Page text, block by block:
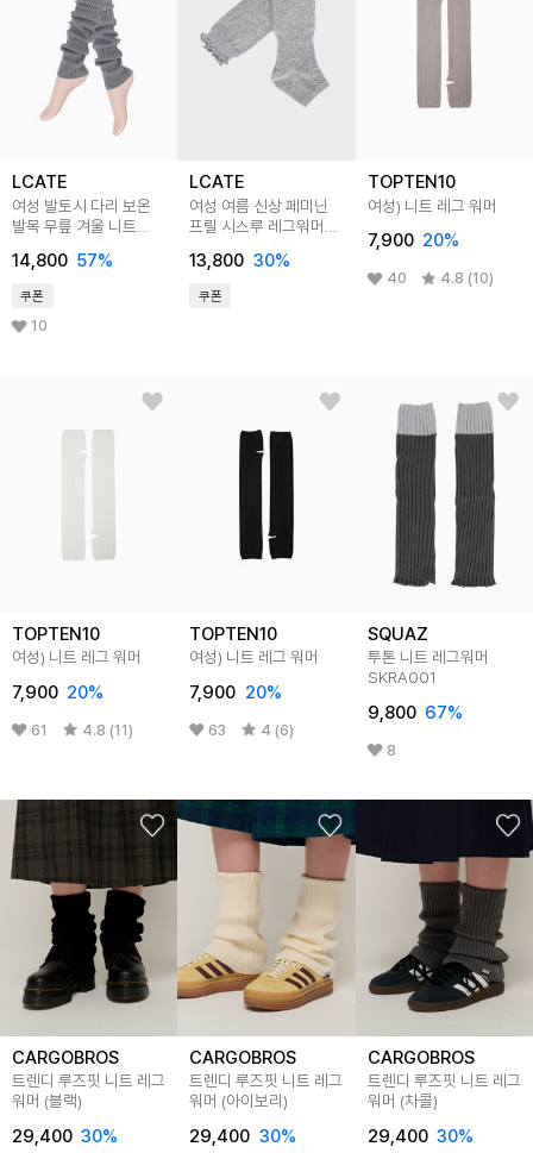
LCATE
여성 발토시 다리 보온
발목 무릎 겨울 니트
LKRA002
14,800 57%
쿠폰
10
LCATE
여성 여름 신상 페미닌
프릴 시스루 레그워머
13,800 30%
쿠폰
TOPTEN10
여성) 니트 레그 워머
7,900 20%
40 4.8 (10)
TOPTEN10
여성) 니트 레그 워머
7,900 20%
61 4.8 (11)
TOPTEN10
여성) 니트 레그 워머
7,900 20%
63 4 (6)
SQUAZ
투톤 니트 레그워머
SKRA001
9,800 67%
8
CARGOBROS
트렌디 루즈핏 니트 레그
워머 (블랙)
29,400 30%
CARGOBROS
트렌디 루즈핏 니트 레그
워머 (아이보리)
29,400 30%
CARGOBROS
트렌디 루즈핏 니트 레그
워머 (차콜)
29,400 30%